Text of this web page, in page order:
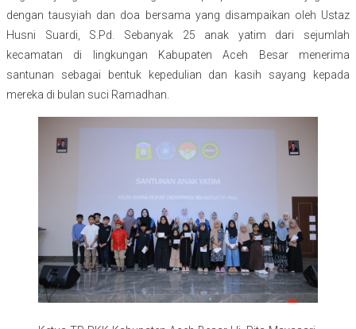
dengan tausyiah dan doa bersama yang disampaikan oleh Ustaz
Husni Suardi, S.Pd. Sebanyak 25 anak yatim dari sejumlah
kecamatan di lingkungan Kabupaten Aceh Besar menerima
santunan sebagai bentuk kepedulian dan kasih sayang kepada
mereka di bulan suci Ramadhan.